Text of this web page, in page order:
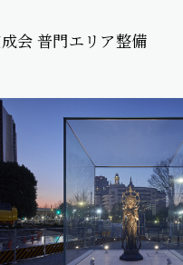
会 普門エリア整備